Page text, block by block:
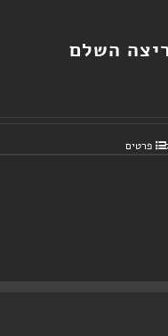
השלם
פרטים